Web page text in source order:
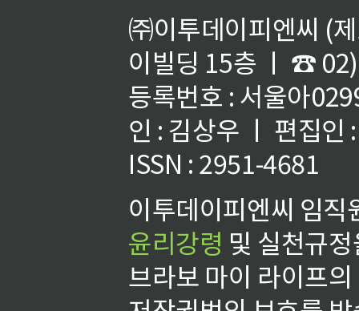
㈜이투데이피엔씨 (
이빌딩 15층 ㅣ ☎
등록번호 : 서울아
인 : 김상우 ㅣ 편집인
ISSN : 2951-4681
이투데이피엔씨 임
윤리강령 및 실천규
브라보 마이 라이프